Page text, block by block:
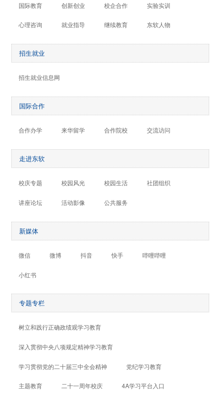
国际教育 创新创业 校企合作 实验实训
心理咨询 就业指导 继续教育 东软人物
招生就业
招生就业信息网
国际合作
合作办学 来华留学 合作院校 交流访问
走进东软
校庆专题 校园风光 校园生活 社团组织
讲座论坛 活动影像 公共服务
新媒体
微信 微博 抖音 快手 哔哩哔哩
小红书
专题专栏
树立和践行正确政绩观学习教育
深入贯彻中央八项规定精神学习教育
学习贯彻党的二十届三中全会精神 党纪学习教育
主题教育 二十一周年校庆 4A学习平台入口